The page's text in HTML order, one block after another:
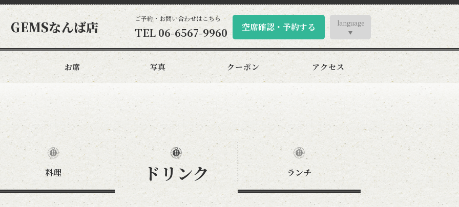
GEMSなんば店 ご予約・お問い合わせはこちら
TEL06-6567-9960 空席確認・予約する language
お席 写真 クーポン アクセス
料理 ドリンク ランチ